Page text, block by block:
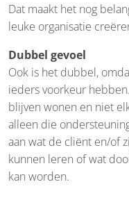
Dat maakt het nog
leuke organisatie
Dubbel gevoel
Ook is het dubbel,
ieders voorkeur
blijven wonen en niet
alleen die
aan wat de cliënt en/of
kunnen leren of wat
kan worden.